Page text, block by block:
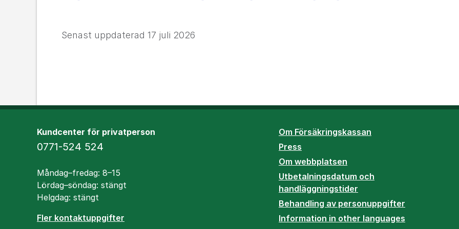
Senast uppdaterad 17 juli 2026
Kundcenter för privatperson
Telefon
0771-524 524
Öppettider
Måndag–fredag: 8–15
Lördag–söndag: stängt
Helgdag: stängt
Fler kontaktuppgifter
Om Försäkringskassan
Press
Om webbplatsen
Utbetalningsdatum och
handläggningstider
Behandling av personuppgifter
Information in other languages